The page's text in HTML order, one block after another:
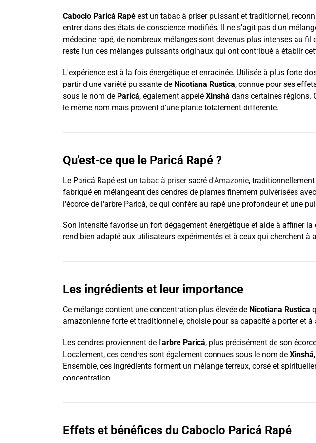
Caboclo Paricá Rapéest un tabac à priser puissant et traditionnel,
entrer dans des états de conscience modifiés. Il ne s'agit pas d'un
médecine rapé, de nombreux mélanges sont devenus plus intenses au
reste l'un des mélanges puissants originaux qui ont contribué à établir
L'expérience est à la fois énergétique et enracinée. Utilisée à plus forte
partir d'une variété puissante de Nicotiana Rustica, connue pour ses
sous le nom de Paricá, également appelé Xinshá dans certaines régions.
le même nom mais provient d'une plante totalement différente.
Qu'est-ce que le Paricá Rapé ?
Le Paricá Rapé est un tabac à prisersacré d'Amazonie,
fabriqué en mélangeant des cendres de plantes finement pulvérisées
l'écorce de l'arbre Paricá, ce qui confère au rapé une profondeur et une
Son intensité favorise un fort dégagement énergétique et aide à affiner
rend bien adapté aux utilisateurs expérimentés et à ceux qui cherchent
Les ingrédients et leur importance
Ce mélange contient une concentration plus élevée de Nicotiana Rustica
amazonienne forte et traditionnelle, choisie pour sa capacité à porter et
Les cendres proviennent de l'arbre Paricá, plus précisément de son
Localement, ces cendres sont également connues sous le nom de Xinshá
Ensemble, ces ingrédients forment un mélange terreux, corsé et
concentration.
Effets et bénéfices du Caboclo Paricá Rapé